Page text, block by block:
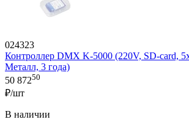
024323
Контроллер DMX K-5000 (220V, SD-card,
Металл, 3 года)
50 87250
₽/шт
В наличии